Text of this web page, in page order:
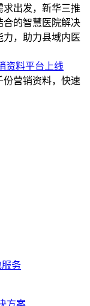
求出发，新华三推
合的智慧医院解决
力，助力县域内医
资料平台上线
份营销资料，快速
务
方案